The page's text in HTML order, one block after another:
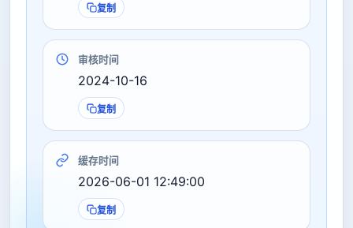
复制
审核时间
2024-10-16
复制
缓存时间
2026-06-01 12:49:00
复制